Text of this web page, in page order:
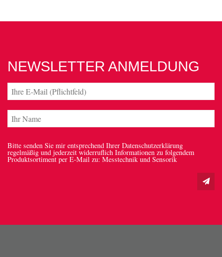
NEWSLETTER ANMELDUNG
Bitte senden Sie mir entsprechend Ihrer Datenschutzerklärung
regelmäßig und jederzeit widerruflich Informationen zu folgendem
Produktsortiment per E-Mail zu: Messtechnik und Sensorik